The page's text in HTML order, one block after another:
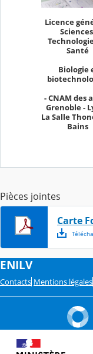
Licence
Santé
Biologie
- CNAM des
Grenoble -
La Salle
Bains
Pièces jointes
Carte
ENILV
Contacts Mentions légales